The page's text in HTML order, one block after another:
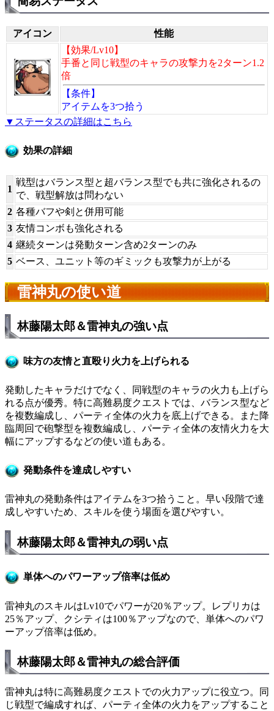
アイコン
性能
【効果/Lv10】
手番と同じ戦型のキャラの攻撃力を2ターン1.2
倍
【条件】
アイテムを3つ拾う
▼ステータスの詳細はこちら
効果の詳細
1
戦型はバランス型と超バランス型でも共に強化されるの
で、戦型解放は問わない
2 各種バフや剣と併用可能
3 友情コンボも強化される
4 継続ターンは発動ターン含め2ターンのみ
5 ベース、ユニット等のギミックも攻撃力が上がる
雷神丸の使い道
林藤陽太郎＆雷神丸の強い点
味方の友情と直殴り火力を上げられる
発動したキャラだけでなく、同戦型のキャラの火力も上げら
れる点が優秀。特に高難易度クエストでは、バランス型など
を複数編成し、パーティ全体の火力を底上げできる。また降
臨周回で砲撃型を複数編成し、パーティ全体の友情火力を大
幅にアップするなどの使い道もある。
発動条件を達成しやすい
雷神丸の発動条件はアイテムを3つ拾うこと。早い段階で達
成しやすいため、スキルを使う場面を選びやすい。
林藤陽太郎＆雷神丸の弱い点
単体へのパワーアップ倍率は低め
雷神丸のスキルはLv10でパワーが20％アップ。レプリカは
25％アップ、クシティは100％アップなので、単体へのパワ
ーアップ倍率は低め。
林藤陽太郎＆雷神丸の総合評価
雷神丸は特に高難易度クエストでの火力アップに役立つ。同
じ戦型で編成すれば、パーティ全体の火力をアップすること